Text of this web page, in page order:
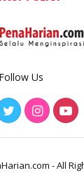
Follow Us
- All